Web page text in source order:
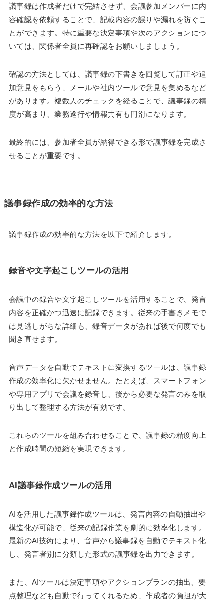
議事録は作成者だけで完結させず、会議参加メンバーに内
容確認を依頼することで、記載内容の誤りや漏れを防ぐこ
とができます。特に重要な決定事項や次のアクションにつ
いては、関係者全員に再確認をお願いしましょう。
確認の方法としては、議事録の下書きを回覧して訂正や追
加意見をもらう、メールや社内ツールで意見を集めるなど
があります。複数人のチェックを経ることで、議事録の精
度が高まり、業務遂行や情報共有も円滑になります。
最終的には、参加者全員が納得できる形で議事録を完成さ
せることが重要です。
議事録作成の効率的な方法
議事録作成の効率的な方法を以下で紹介します。
録音や文字起こしツールの活用
会議中の録音や文字起こしツールを活用することで、発言
内容を正確かつ迅速に記録できます。従来の手書きメモで
は見逃しがちな詳細も、録音データがあれば後で何度でも
聞き直せます。
音声データを自動でテキストに変換するツールは、議事録
作成の効率化に欠かせません。たとえば、スマートフォン
や専用アプリで会議を録音し、後から必要な発言のみを取
り出して整理する方法が有効です。
これらのツールを組み合わせることで、議事録の精度向上
と作成時間の短縮を実現できます。
AI議事録作成ツールの活用
AIを活用した議事録作成ツールは、発言内容の自動抽出や
構造化が可能で、従来の記録作業を劇的に効率化します。
最新のAI技術により、音声から議事録を自動でテキスト化
し、発言者別に分類した形式の議事録を出力できます。
また、AIツールは決定事項やアクションプランの抽出、要
点整理なども自動で行ってくれるため、作成者の負担が大